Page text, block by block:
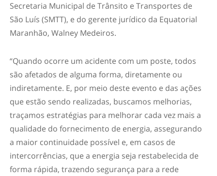
Secretaria Municipal de Trânsito e Transportes de
São Luís (SMTT), e do gerente jurídico da Equatorial
Maranhão, Walney Medeiros.
“Quando ocorre um acidente com um poste, todos
são afetados de alguma forma, diretamente ou
indiretamente. E, por meio deste evento e das ações
que estão sendo realizadas, buscamos melhorias,
traçamos estratégias para melhorar cada vez mais a
qualidade do fornecimento de energia, assegurando
a maior continuidade possível e, em casos de
intercorrências, que a energia seja restabelecida de
forma rápida, trazendo segurança para a rede